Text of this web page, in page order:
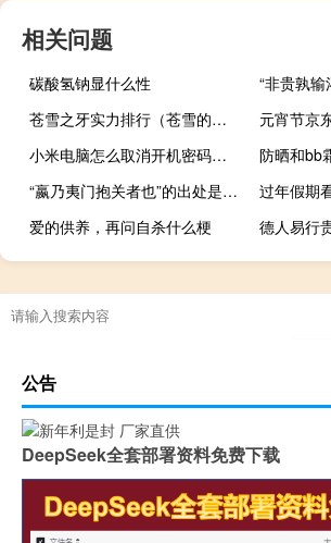
相关问题
碳酸氢钠显什么性
“非贵孰输
苍雪之牙实力排行（苍雪的世界）
元宵节京
小米电脑怎么取消开机密码（怎么取消电脑的开机密码）
防晒和bb
“嬴乃夷门抱关者也”的出处是哪里
过年假期
爱的供养，再问自杀什么梗
公告
DeepSeek全套部署资料免费下载